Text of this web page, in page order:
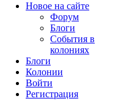
Новое на сайте
Форум
Блоги
События в
колониях
Блоги
Колонии
Войти
Peгиcтpaция